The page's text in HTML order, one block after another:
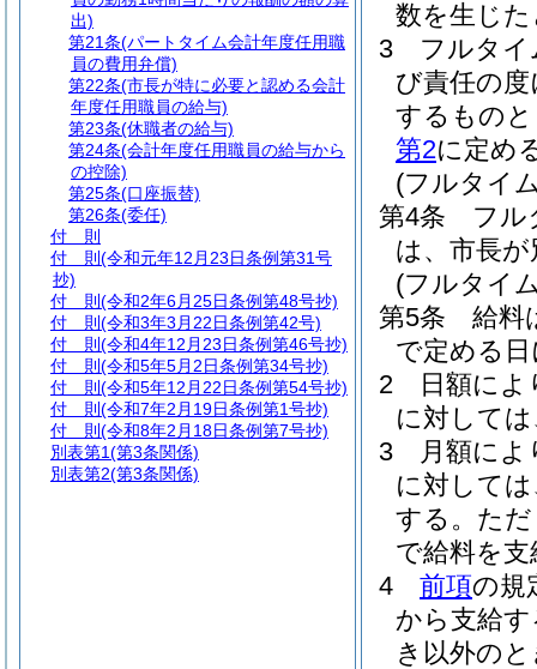
数を生じ
3
フルタイ
び責任の
するもの
第2に定め
(フルタイ
第4条
フル
は、市長
(フルタイ
第5条
給料
で定める
2
日額に
に対して
3
月額に
に対して
する。 た
で給料を
4
前項の規
から支給
き以外の
出)
第21条(パートタイム会計年度任用職
員の費用弁償)
第22条(市長が特に必要と認める会計
年度任用職員の給与)
第23条(休職者の給与)
第24条(会計年度任用職員の給与から
の控除)
第25条(口座振替)
第26条(委任)
付 則
付 則 (令和元年12月23日条例第31号
抄)
付 則 (令和2年6月25日条例第48号抄)
付 則 (令和3年3月22日条例第42号)
付 則 (令和4年12月23日条例第46号抄)
付 則 (令和5年5月2日条例第34号抄)
付 則 (令和5年12月22日条例第54号抄)
付 則 (令和7年2月19日条例第1号抄)
付 則 (令和8年2月18日条例第7号抄)
別表第1(第3条関係)
別表第2(第3条関係)